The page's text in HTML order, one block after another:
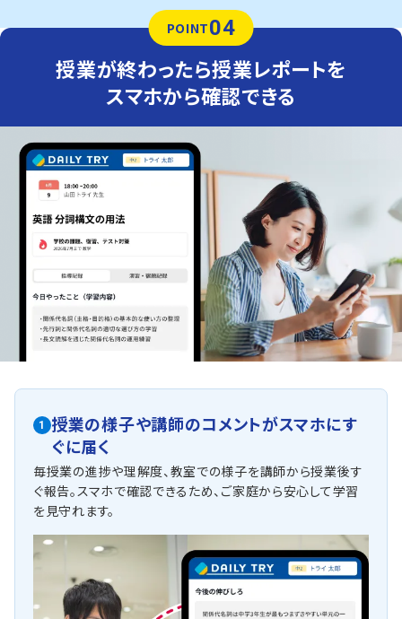
POINT04
授業が終わったら授業レポートを
スマホから確認できる
1
授業の様子や講師のコメントがスマホにす
ぐに届く
毎授業の進捗や理解度、教室での様子を講師から授業後す
ぐ報告。スマホで確認できるため、ご家庭から安心して学習
を見守れます。